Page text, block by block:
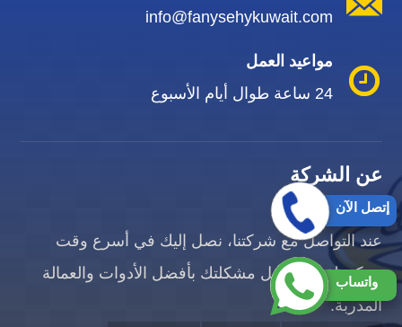
info@fanysehykuwait.com
مواعيد العمل
24 ساعة طوال أيام الأسبوع
عن الشركة
عند التواصل مع شركتنا، نصل إليك في أسرع وقت
ممكن لفحص وحل مشكلتك بأفضل الأدوات والعمالة
المدربة.
واتساب
إتصل الآن